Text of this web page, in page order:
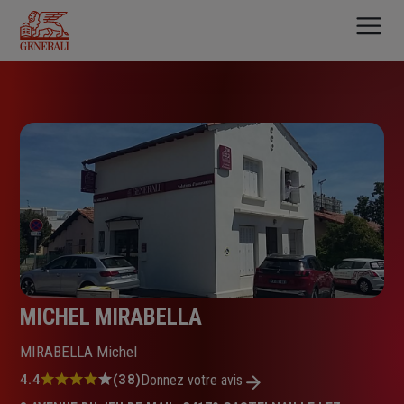
contenu
principal
MICHEL MIRABELLA
MIRABELLA Michel
Note
4.4 (38)Donnez votre avis